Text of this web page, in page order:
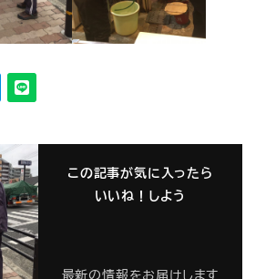
この記事が気に入ったら
いいね！しよう
最新の情報をお届けします